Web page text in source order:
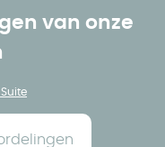
van onze